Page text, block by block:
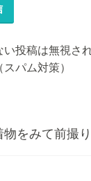
い投稿は無視さ
パム対策）
物をみて前撮